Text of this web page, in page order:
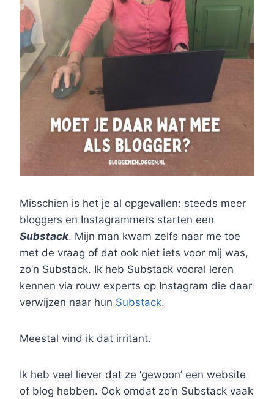
Misschien is het je al opgevallen: steeds meer
bloggers en Instagrammers starten een
Substack. Mijn man kwam zelfs naar me toe
met de vraag of dat ook niet iets voor mij was,
zo’n Substack. Ik heb Substack vooral leren
kennen via rouw experts op Instagram die daar
verwijzen naar hun Substack.
Meestal vind ik dat irritant.
Ik heb veel liever dat ze ‘gewoon’ een website
of blog hebben. Ook omdat zo’n Substack vaak